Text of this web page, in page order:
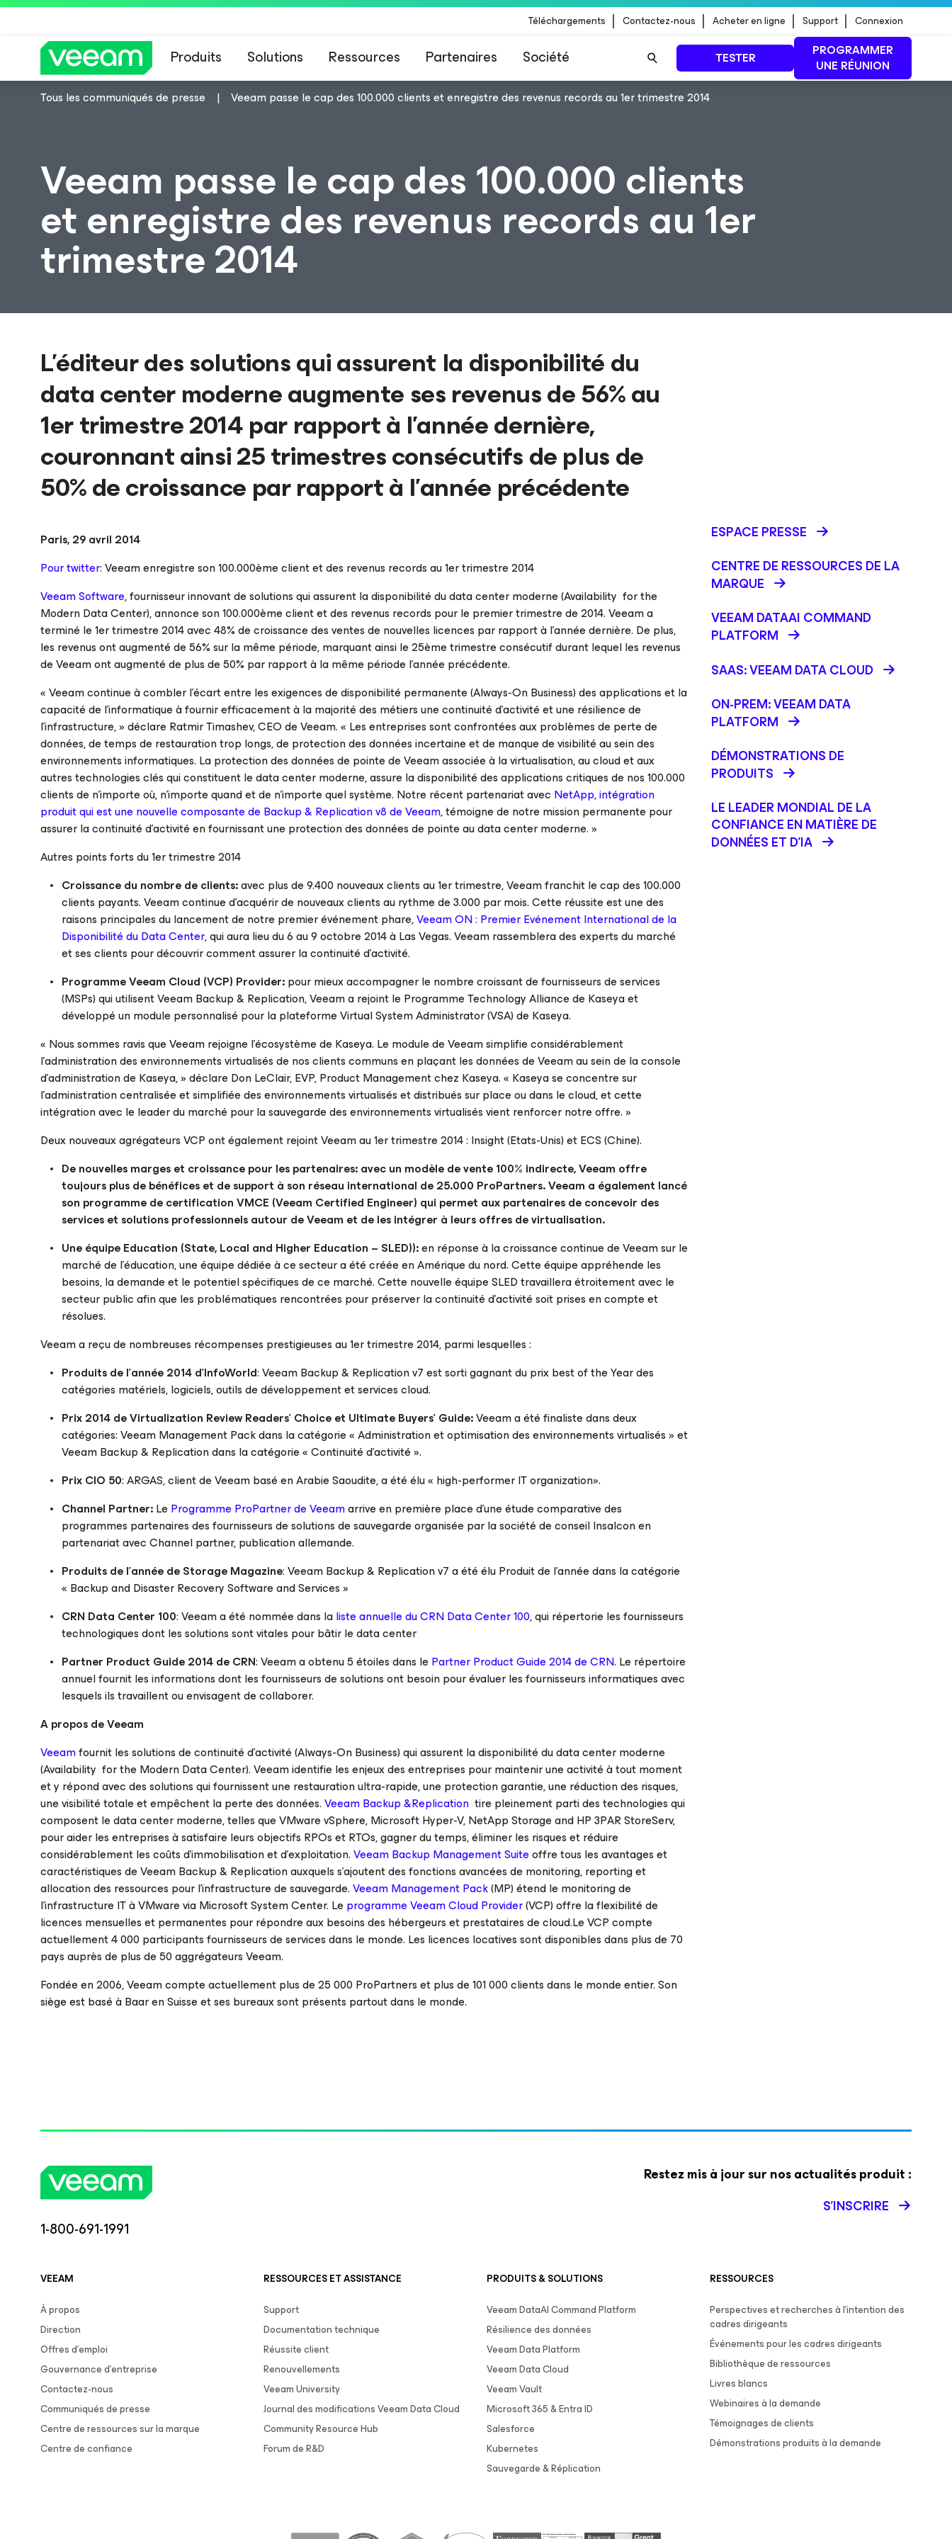
Téléchargements Contactez-nous Acheter en ligne Support Connexion
Produits Solutions Ressources Partenaires Société TESTER
PROGRAMMER
UNE RÉUNION
Tous les communiqués de presse Veeam passe le cap des 100.000 clients et enregistre des revenus records au 1er trimestre 2014
Veeam passe le cap des 100.000 clients
et enregistre des revenus records au 1er
trimestre 2014
L’éditeur des solutions qui assurent la disponibilité du
data center moderne augmente ses revenus de 56% au
1er trimestre 2014 par rapport à l’année dernière,
couronnant ainsi 25 trimestres consécutifs de plus de
50% de croissance par rapport à l’année précédente
Paris, 29 avril 2014
Pour twitter: Veeam enregistre son 100.000ème client et des revenus records au 1er trimestre 2014
Veeam Software, fournisseur innovant de solutions qui assurent la disponibilité du data center moderne (Availability for the
Modern Data Center), annonce son 100.000ème client et des revenus records pour le premier trimestre de 2014. Veeam a
terminé le 1er trimestre 2014 avec 48% de croissance des ventes de nouvelles licences par rapport à l’année dernière. De plus,
les revenus ont augmenté de 56% sur la même période, marquant ainsi le 25ème trimestre consécutif durant lequel les revenus
de Veeam ont augmenté de plus de 50% par rapport à la même période l’année précédente.
« Veeam continue à combler l’écart entre les exigences de disponibilité permanente (Always-On Business) des applications et la
capacité de l’informatique à fournir efficacement à la majorité des métiers une continuité d’activité et une résilience de
l’infrastructure, » déclare Ratmir Timashev, CEO de Veeam. « Les entreprises sont confrontées aux problèmes de perte de
données, de temps de restauration trop longs, de protection des données incertaine et de manque de visibilité au sein des
environnements informatiques. La protection des données de pointe de Veeam associée à la virtualisation, au cloud et aux
autres technologies clés qui constituent le data center moderne, assure la disponibilité des applications critiques de nos 100.000
clients de n’importe où, n’importe quand et de n’importe quel système. Notre récent partenariat avec NetApp, intégration
produit qui est une nouvelle composante de Backup & Replication v8 de Veeam, témoigne de notre mission permanente pour
assurer la continuité d’activité en fournissant une protection des données de pointe au data center moderne. »
Autres points forts du 1er trimestre 2014
Croissance du nombre de clients:avec plus de 9.400 nouveaux clients au 1er trimestre, Veeam franchit le cap des 100.000
clients payants. Veeam continue d’acquérir de nouveaux clients au rythme de 3.000 par mois. Cette réussite est une des
raisons principales du lancement de notre premier événement phare,Veeam ON : Premier Evénement International de la
Disponibilité du Data Center, qui aura lieu du 6 au 9 octobre 2014 à Las Vegas. Veeam rassemblera des experts du marché
et ses clients pour découvrir comment assurer la continuité d’activité.
Programme Veeam Cloud (VCP) Provider:pour mieux accompagner le nombre croissant de fournisseurs de services
(MSPs) qui utilisent Veeam Backup & Replication, Veeam a rejoint le Programme Technology Alliance de Kaseya et
développé un module personnalisé pour la plateforme Virtual System Administrator (VSA) de Kaseya.
« Nous sommes ravis que Veeam rejoigne l’écosystème de Kaseya. Le module de Veeam simplifie considérablement
l’administration des environnements virtualisés de nos clients communs en plaçant les données de Veeam au sein de la console
d’administration de Kaseya, » déclare Don LeClair, EVP, Product Management chez Kaseya. « Kaseya se concentre sur
l’administration centralisée et simplifiée des environnements virtualisés et distribués sur place ou dans le cloud, et cette
intégration avec le leader du marché pour la sauvegarde des environnements virtualisés vient renforcer notre offre. »
Deux nouveaux agrégateurs VCP ont également rejoint Veeam au 1er trimestre 2014 : Insight (Etats-Unis) et ECS (Chine).
De nouvelles marges et croissance pour les partenaires: avec un modèle de vente 100% indirecte, Veeam offre
toujours plus de bénéfices et de support à son réseau international de 25.000 ProPartners. Veeam a également lancé
son programme de certification VMCE (Veeam Certified Engineer) qui permet aux partenaires de concevoir des
services et solutions professionnels autour de Veeam et de les intégrer à leurs offres de virtualisation.
Une équipe Education (State, Local and Higher Education – SLED)):en réponse à la croissance continue de Veeam sur le
marché de l’éducation, une équipe dédiée à ce secteur a été créée en Amérique du nord. Cette équipe appréhende les
besoins, la demande et le potentiel spécifiques de ce marché. Cette nouvelle équipeSLEDtravaillera étroitement avec le
secteur public afin que les problématiques rencontrées pour préserver la continuité d’activité soit prises en compte et
résolues.
Veeam a reçu de nombreuses récompenses prestigieuses au 1er trimestre 2014, parmi lesquelles :
Produits de l’année 2014 d’InfoWorld: Veeam Backup & Replication v7 est sorti gagnant du prixbest of the Yeardes
catégories matériels, logiciels, outils de développement et services cloud.
Prix 2014 de Virtualization Review Readers’ Choice et Ultimate Buyers’ Guide:Veeam a été finaliste dans deux
catégories: Veeam Management Pack dans la catégorie « Administration et optimisation des environnements virtualisés » et
Veeam Backup & Replication dans la catégorie « Continuité d’activité ».
Prix CIO 50: ARGAS, client de Veeam basé en Arabie Saoudite, a été élu « high-performer IT organization».
Channel Partner:Le Programme ProPartner de Veeamarrive en première place d’une étude comparative des
programmes partenaires des fournisseurs de solutions de sauvegarde organisée par la société de conseil Insalcon en
partenariat avec Channel partner, publication allemande.
Produits de l’année de Storage Magazine: Veeam Backup & Replication v7 a été élu Produit de l’année dans la catégorie
« Backup and Disaster Recovery Software and Services »
CRN Data Center 100: Veeam a été nommée dans laliste annuelle du CRN Data Center 100, qui répertorie les fournisseurs
technologiques dont les solutions sont vitales pour bâtir le data center
Partner Product Guide 2014 de CRN: Veeam a obtenu 5 étoiles dans le Partner Product Guide 2014 de CRN. Le répertoire
annuel fournit les informations dont les fournisseurs de solutions ont besoin pour évaluer les fournisseurs informatiques avec
lesquels ils travaillent ou envisagent de collaborer.
A propos de Veeam
Veeamfournit les solutions de continuité d’activité (Always-On Business) qui assurent la disponibilité du data center moderne
(Availability for the Modern Data Center). Veeam identifie les enjeux des entreprises pour maintenir une activité à tout moment
et y répond avec des solutions qui fournissent une restauration ultra-rapide, une protection garantie, une réduction des risques,
une visibilité totale et empêchent la perte des données.Veeam Backup &Replication tire pleinement parti des technologies qui
composent le data center moderne, telles que VMware vSphere, Microsoft Hyper-V, NetApp Storage and HP 3PAR StoreServ,
pour aider les entreprises à satisfaire leurs objectifs RPOs et RTOs, gagner du temps, éliminer les risques et réduire
considérablement les coûts d’immobilisation et d’exploitation.Veeam Backup Management Suiteoffre tous les avantages et
caractéristiques de Veeam Backup & Replication auxquels s’ajoutent des fonctions avancées de monitoring, reporting et
allocation des ressources pour l’infrastructure de sauvegarde.Veeam Management Pack(MP) étend le monitoring de
l’infrastructure IT à VMware via Microsoft System Center. Le programme Veeam Cloud Provider(VCP) offre la flexibilité de
licences mensuelles et permanentes pour répondre aux besoins des hébergeurs et prestataires de cloud.Le VCP compte
actuellement 4 000 participants fournisseurs de services dans le monde. Les licences locatives sont disponibles dans plus de 70
pays auprès de plus de 50 aggrégateurs Veeam.
Fondée en 2006, Veeam compte actuellement plus de 25 000 ProPartners et plus de 101 000 clients dans le monde entier. Son
siège est basé à Baar en Suisse et ses bureaux sont présents partout dans le monde.
ESPACE PRESSE
CENTRE DE RESSOURCES DE LA
MARQUE
VEEAM DATAAI COMMAND
PLATFORM
SAAS: VEEAM DATA CLOUD
ON-PREM: VEEAM DATA
PLATFORM
DÉMONSTRATIONS DE
PRODUITS
LE LEADER MONDIAL DE LA
CONFIANCE EN MATIÈRE DE
DONNÉES ET D'IA
1-800-691-1991
Restez mis à jour sur nos actualités produit :
S’INSCRIRE
VEEAM
À propos
Direction
Offres d’emploi
Gouvernance d’entreprise
Contactez-nous
Communiqués de presse
Centre de ressources sur la marque
Centre de confiance
RESSOURCES ET ASSISTANCE
Support
Documentation technique
Réussite client
Renouvellements
Veeam University
Journal des modifications Veeam Data Cloud
Community Resource Hub
Forum de R&D
PRODUITS & SOLUTIONS
Veeam DataAI Command Platform
Résilience des données
Veeam Data Platform
Veeam Data Cloud
Veeam Vault
Microsoft 365 & Entra ID
Salesforce
Kubernetes
Sauvegarde & Réplication
RESSOURCES
Perspectives et recherches à l’intention des
cadres dirigeants
Événements pour les cadres dirigeants
Bibliothèque de ressources
Livres blancs
Webinaires à la demande
Témoignages de clients
Démonstrations produits à la demande